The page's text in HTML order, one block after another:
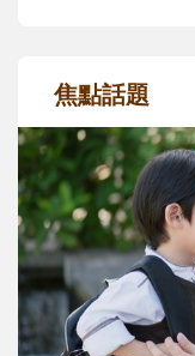
焦點話題
和孩子一起
不同模樣
沒有人天生就
次「前所未有
大。從給予